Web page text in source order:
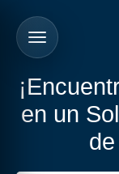
en un